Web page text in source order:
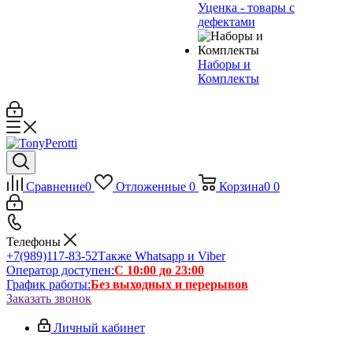
Уценка - товары с
дефектами
Наборы и
Комплекты
Сравнение0 Отложенные 0 Корзина0 0
Телефоны
+7(989)117-83-52Также Whatsapp и Viber
Оператор доступен:С 10:00 до 23:00
График работы:Без выходных и перерывов
Заказать звонок
Личный кабинет